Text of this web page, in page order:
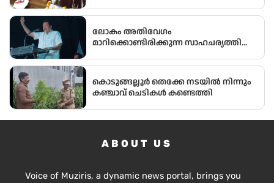
ലോകം അതിവേഗം
മാറിക്കൊണ്ടിരിക്കുന്ന സാഹചര്യത്തിൽ
വിദ്യാഭ്യാസം സ്കൂൾ തലത്തിൽ തന്നെ
വിദ്യാർഥികൾക്ക് ലഭ്യമാക്കുകയാണ്
സർക്കാരിന്റെ ലക്ഷ്യമെന്ന് സംസ്ഥാന
വിദ്യാഭ്യാസ മന്ത്രി അഡ്വ.എൻ. ഷംസുദ്ദീൻ
കൊടുങ്ങല്ലൂർ തെക്കേ നടയിൽ നിന്നും
കഞ്ചാവ് ചെടികൾ കണ്ടെത്തി
ABOUT US
Voice of Muziris, a dynamic news portal, brings you